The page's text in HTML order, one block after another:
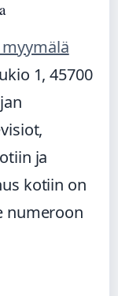
1, 45700
ja
kotiin on
numeroon